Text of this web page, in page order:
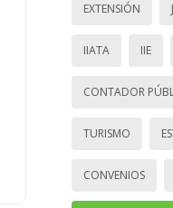
EXTENSIÓN
IIATA IIE
CONTADOR
TURISMO
CONVENIOS